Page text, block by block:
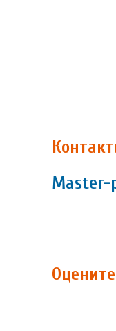
Master-